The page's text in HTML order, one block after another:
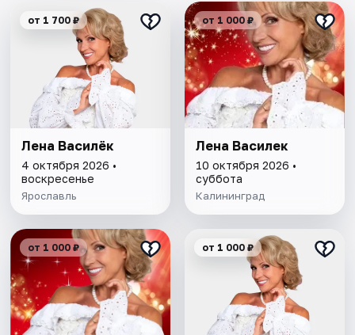
от 1 700 ₽
Лена Василёк
4 октября 2026 •
воскресенье
Ярославль
от 1 000 ₽
Лена Василек
10 октября 2026 •
суббота
Калининград
от 1 000 ₽ от 1 000 ₽